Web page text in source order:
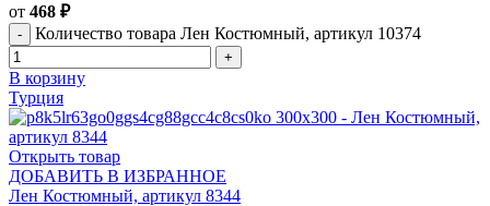
от 468 ₽
Количество товара Лен Костюмный, артикул 10374
В корзину
Турция
Открыть товар
ДОБАВИТЬ В ИЗБРАННОЕ
Лен Костюмный, артикул 8344